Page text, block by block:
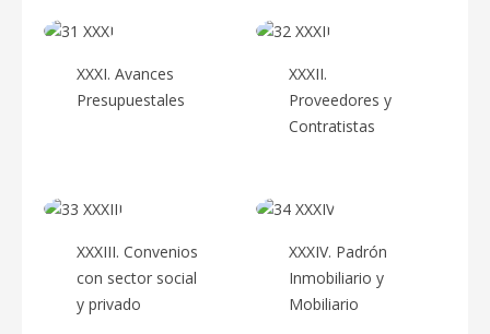
XXXI. Avances
Presupuestales
XXXII.
Proveedores y
Contratistas
XXXIII. Convenios
con sector social
y privado
XXXIV. Padrón
Inmobiliario y
Mobiliario